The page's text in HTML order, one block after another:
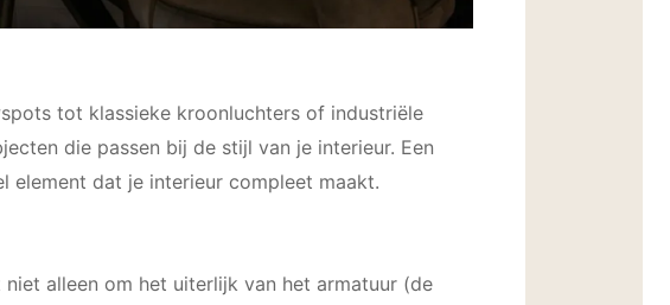
tot klassieke kroonluchters of industriële
die passen bij de stijl van je interieur. Een
element dat je interieur compleet maakt.
alleen om het uiterlijk van het armatuur (de